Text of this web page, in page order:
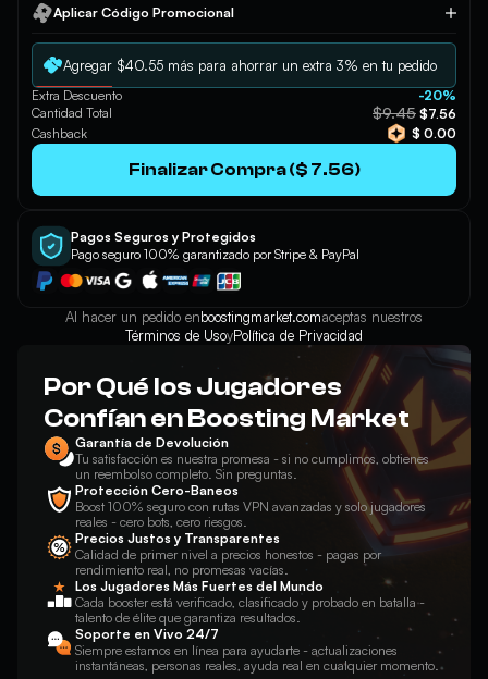
Aplicar Código Promocional
Aplicar
Agregar $40.55 más para ahorrar un extra 3% en tu pedido
Extra Descuento
-20%
Cantidad Total
$9.45 $7.56
Cashback
$ 0.00
Finalizar Compra ($ 7.56)
Pagos Seguros y Protegidos
Pago seguro 100% garantizado por Stripe & PayPal
Al hacer un pedido enboostingmarket.comaceptas nuestros
Términos de UsoyPolítica de Privacidad
Por Qué los Jugadores
Confían en Boosting Market
Garantía de Devolución
Tu satisfacción es nuestra promesa - si no cumplimos, obtienes
un reembolso completo. Sin preguntas.
Protección Cero-Baneos
Boost 100% seguro con rutas VPN avanzadas y solo jugadores
reales - cero bots, cero riesgos.
Precios Justos y Transparentes
Calidad de primer nivel a precios honestos - pagas por
rendimiento real, no promesas vacías.
Los Jugadores Más Fuertes del Mundo
Cada booster está verificado, clasificado y probado en batalla -
talento de élite que garantiza resultados.
Soporte en Vivo 24/7
Siempre estamos en línea para ayudarte - actualizaciones
instantáneas, personas reales, ayuda real en cualquier momento.